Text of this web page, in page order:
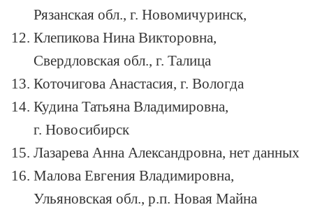
Рязанская обл., г. Новомичуринск,
Клепикова Нина Викторовна,
Свердловская обл., г. Талица
Коточигова Анастасия, г. Вологда
Кудина Татьяна Владимировна,
г. Новосибирск
Лазарева Анна Александровна, нет данных
Малова Евгения Владимировна,
Ульяновская обл., р.п. Новая Майна